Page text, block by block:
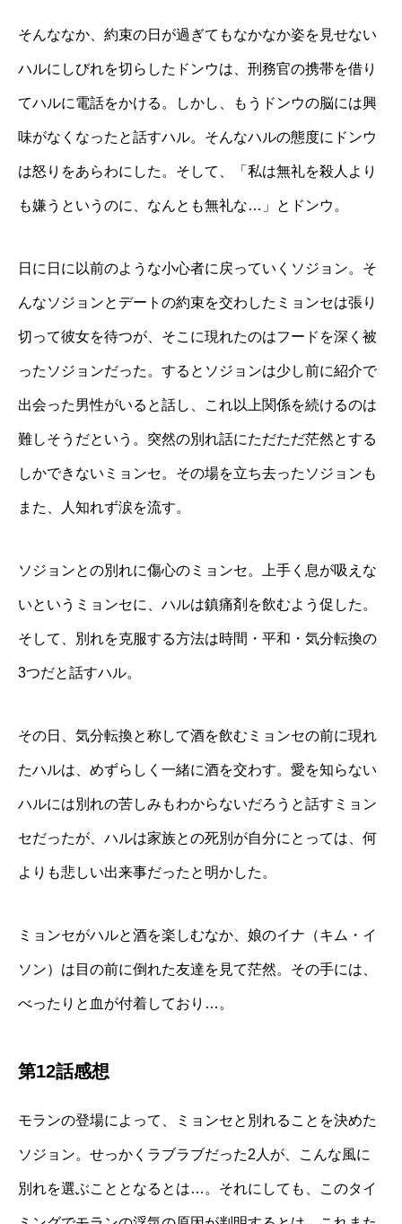
そんななか、約束の日が過ぎてもなかなか姿を見せない
ハルにしびれを切らしたドンウは、刑務官の携帯を借り
てハルに電話をかける。しかし、もうドンウの脳には興
味がなくなったと話すハル。そんなハルの態度にドンウ
は怒りをあらわにした。そして、「私は無礼を殺人より
も嫌うというのに、なんとも無礼な…」とドンウ。
日に日に以前のような小心者に戻っていくソジョン。そ
んなソジョンとデートの約束を交わしたミョンセは張り
切って彼女を待つが、そこに現れたのはフードを深く被
ったソジョンだった。するとソジョンは少し前に紹介で
出会った男性がいると話し、これ以上関係を続けるのは
難しそうだという。突然の別れ話にただただ茫然とする
しかできないミョンセ。その場を立ち去ったソジョンも
また、人知れず涙を流す。
ソジョンとの別れに傷心のミョンセ。上手く息が吸えな
いというミョンセに、ハルは鎮痛剤を飲むよう促した。
そして、別れを克服する方法は時間・平和・気分転換の
3つだと話すハル。
その日、気分転換と称して酒を飲むミョンセの前に現れ
たハルは、めずらしく一緒に酒を交わす。愛を知らない
ハルには別れの苦しみもわからないだろうと話すミョン
セだったが、ハルは家族との死別が自分にとっては、何
よりも悲しい出来事だったと明かした。
ミョンセがハルと酒を楽しむなか、娘のイナ（キム・イ
ソン）は目の前に倒れた友達を見て茫然。その手には、
べったりと血が付着しており…。
第12話感想
モランの登場によって、ミョンセと別れることを決めた
ソジョン。せっかくラブラブだった2人が、こんな風に
別れを選ぶこととなるとは…。それにしても、このタイ